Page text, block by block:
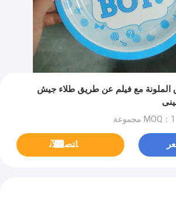
الملونة مع فيلم عن طريق طلاء جيش
MOQ：1 مجموعة
ﺎﺘﺼﻟ ﺍﻶﻧ